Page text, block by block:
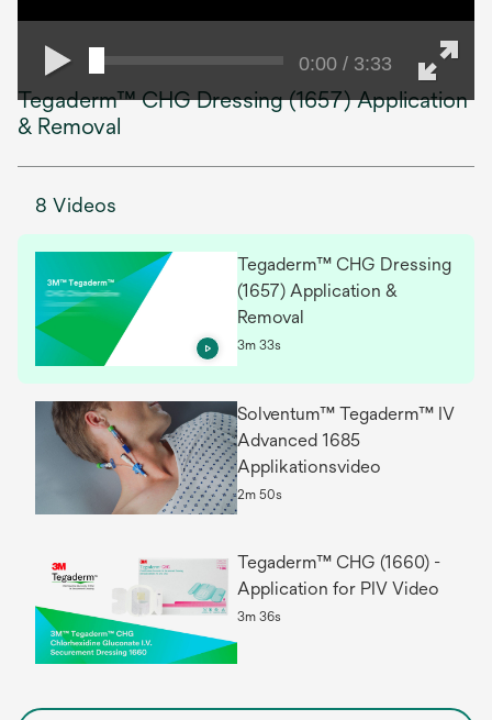
0:00 / 3:33
Tegaderm™ CHG Dressing (1657) Application
& Removal
8 Videos
Tegaderm™ CHG Dressing
(1657) Application &
Removal
3m 33s
Solventum™ Tegaderm™ IV
Advanced 1685
Applikationsvideo
2m 50s
Tegaderm™ CHG (1660) -
Application for PIV Video
3m 36s